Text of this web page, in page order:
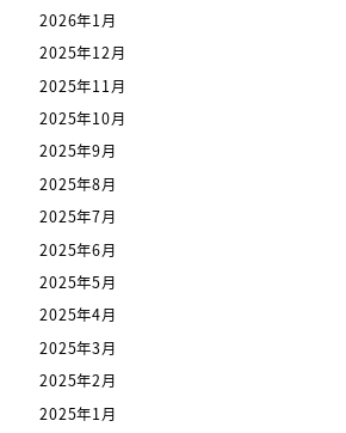
2026年1月
2025年12月
2025年11月
2025年10月
2025年9月
2025年8月
2025年7月
2025年6月
2025年5月
2025年4月
2025年3月
2025年2月
2025年1月